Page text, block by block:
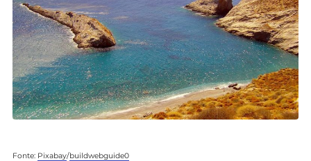
Fonte: Pixabay/buildwebguide0